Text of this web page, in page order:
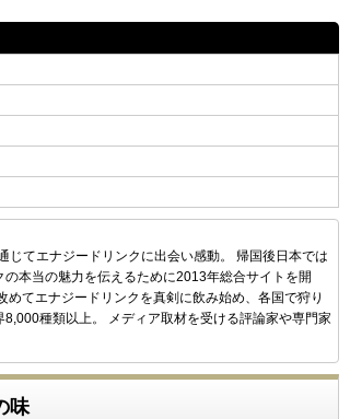
じてエナジードリンクに出会い感動。 帰国後日本では
本当の魅力を伝えるために2013年総合サイトを開
てエナジードリンクを真剣に飲み始め、各国で狩り
種類以上。 メディア取材を受ける評論家や専門家
味